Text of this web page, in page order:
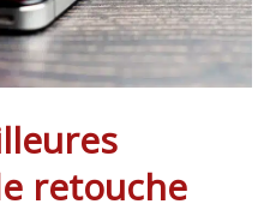
retouche